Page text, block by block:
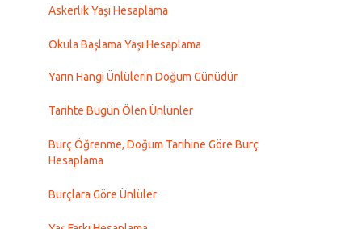
Askerlik Yaşı Hesaplama
Okula Başlama Yaşı Hesaplama
Yarın Hangi Ünlülerin Doğum Günüdür
Tarihte Bugün Ölen Ünlünler
Burç Öğrenme, Doğum Tarihine Göre Burç
Hesaplama
Burçlara Göre Ünlüler